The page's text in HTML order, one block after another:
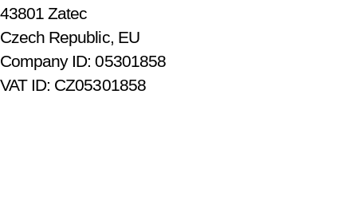
43801 Zatec
Czech Republic, EU
Company ID: 05301858
VAT ID: CZ05301858